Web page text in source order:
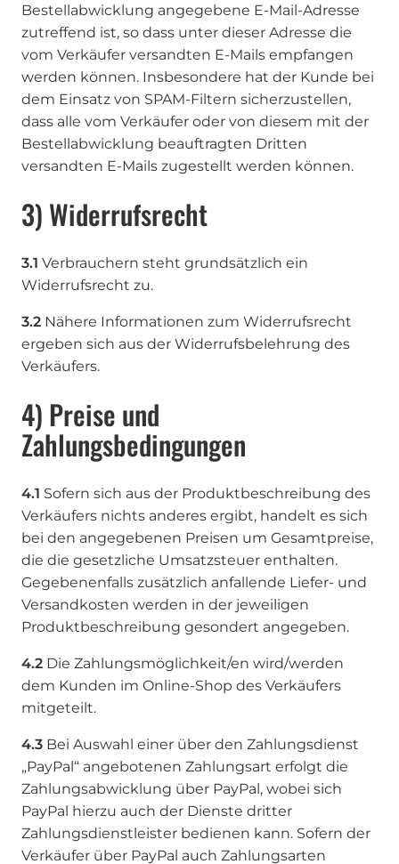
Bestellabwicklung angegebene E-Mail-Adresse
zutreffend ist, so dass unter dieser Adresse die
vom Verkäufer versandten E-Mails empfangen
werden können. Insbesondere hat der Kunde bei
dem Einsatz von SPAM-Filtern sicherzustellen,
dass alle vom Verkäufer oder von diesem mit der
Bestellabwicklung beauftragten Dritten
versandten E-Mails zugestellt werden können.
3) Widerrufsrecht
3.1 Verbrauchern steht grundsätzlich ein
Widerrufsrecht zu.
3.2 Nähere Informationen zum Widerrufsrecht
ergeben sich aus der Widerrufsbelehrung des
Verkäufers.
4) Preise und
Zahlungsbedingungen
4.1 Sofern sich aus der Produktbeschreibung des
Verkäufers nichts anderes ergibt, handelt es sich
bei den angegebenen Preisen um Gesamtpreise,
die die gesetzliche Umsatzsteuer enthalten.
Gegebenenfalls zusätzlich anfallende Liefer- und
Versandkosten werden in der jeweiligen
Produktbeschreibung gesondert angegeben.
4.2 Die Zahlungsmöglichkeit/en wird/werden
dem Kunden im Online-Shop des Verkäufers
mitgeteilt.
4.3 Bei Auswahl einer über den Zahlungsdienst
„PayPal“ angebotenen Zahlungsart erfolgt die
Zahlungsabwicklung über PayPal, wobei sich
PayPal hierzu auch der Dienste dritter
Zahlungsdienstleister bedienen kann. Sofern der
Verkäufer über PayPal auch Zahlungsarten